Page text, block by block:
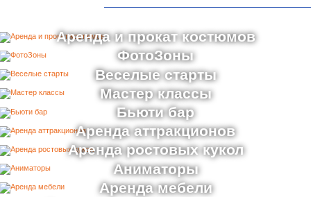
Аренда и прокат костюмов
ФотоЗоны
Веселые старты
Мастер классы
Бьюти бар
Аренда аттракционов
Аренда ростовых кукол
Аниматоры
Аренда мебели